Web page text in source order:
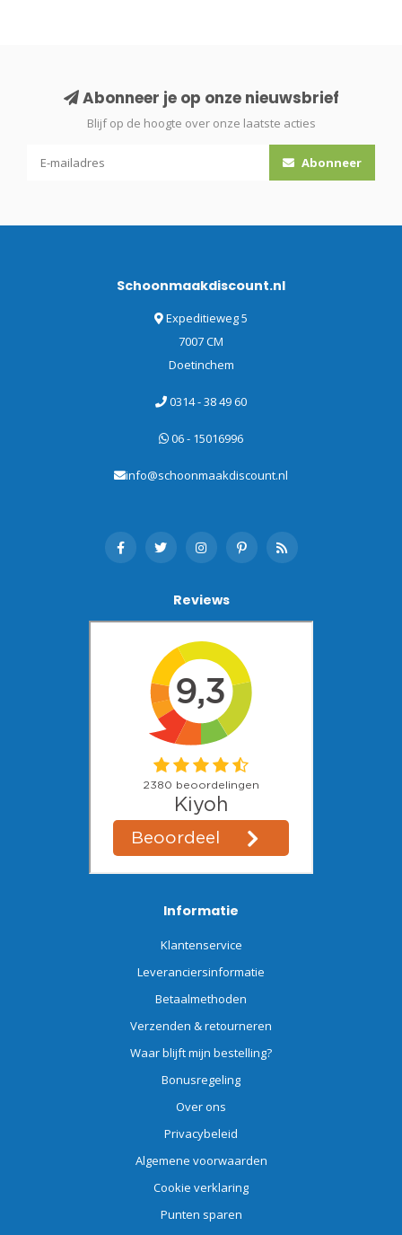
Abonneer je op onze nieuwsbrief
Blijf op de hoogte over onze laatste acties
Abonneer
Schoonmaakdiscount.nl
Expeditieweg 5
7007 CM
Doetinchem
0314 - 38 49 60
06 - 15016996
info@schoonmaakdiscount.nl
Reviews
Informatie
Klantenservice
Leveranciersinformatie
Betaalmethoden
Verzenden & retourneren
Waar blijft mijn bestelling?
Bonusregeling
Over ons
Privacybeleid
Algemene voorwaarden
Cookie verklaring
Punten sparen